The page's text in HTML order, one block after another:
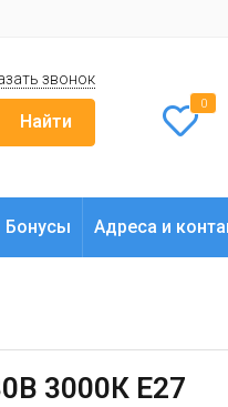
звонок
Найти
0
Бонусы Адреса и
3000К E27